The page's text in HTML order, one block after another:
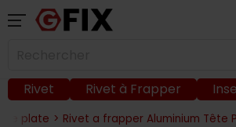
Rivet Rivet à Frapper
plate > Rivet a frapper Aluminium Tête